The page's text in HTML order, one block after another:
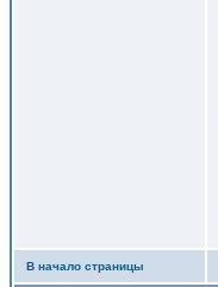
В начало страницы